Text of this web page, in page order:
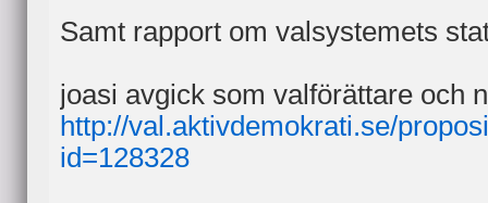
Samt rapport om valsystemets
joasi avgick som valförättare och
http://val.aktivdemokrati.se/
id=128328